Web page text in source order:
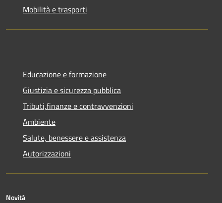
Mobilità e trasporti
Educazione e formazione
Giustizia e sicurezza pubblica
Tributi,finanze e contravvenzioni
Ambiente
Salute, benessere e assistenza
Autorizzazioni
Novità